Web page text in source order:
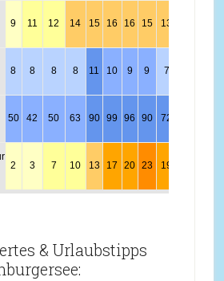
9 11 12 14 15 16 16 15 13
8 8 8 8 11 10 9 9 7
50 42 50 63 90 99 96 90 72
2 3 7 10 13 17 20 23 19
& Urlaubstipps